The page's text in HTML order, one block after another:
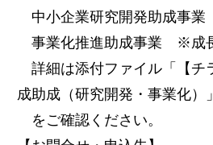
中小企業研究開発助成事業
事業化推進助成事業 ※成
詳細は添付ファイル「【チ
成助成（研究開発・事業化）」
をご確認ください。